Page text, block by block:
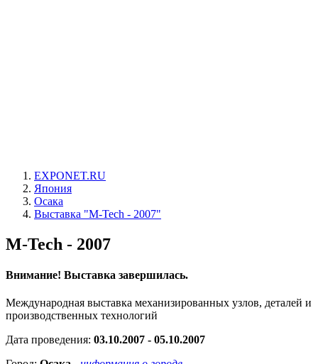
EXPONET.RU
Япония
Осака
Выставка "M-Tech - 2007"
M-Tech - 2007
Внимание! Выставка завершилась.
Международная выставка механизированных узлов, деталей и
производственных технологий
Дата проведения: 03.10.2007 - 05.10.2007